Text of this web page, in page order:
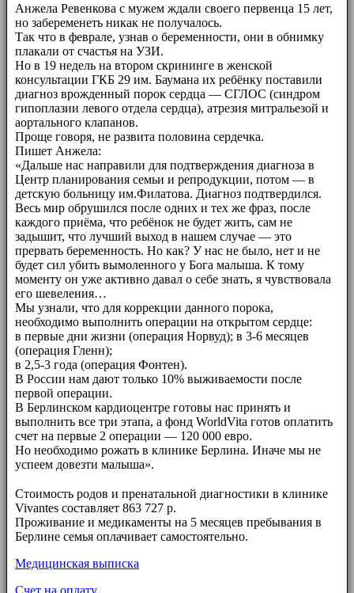
Анжела Ревенкова с мужем ждали своего первенца 15 лет,
но забеременеть никак не получалось.
Так что в феврале, узнав о беременности, они в обнимку
плакали от счастья на УЗИ.
Но в 19 недель на втором скрининге в женской
консультации ГКБ 29 им. Баумана их ребёнку поставили
диагноз врожденный порок сердца — СГЛОС (синдром
гипоплазии левого отдела сердца), атрезия митральезой и
аортального клапанов.
Проще говоря, не развита половина сердечка.
Пишет Анжела:
«Дальше нас направили для подтверждения диагноза в
Центр планирования семьи и репродукции, потом — в
детскую больницу им.Филатова. Диагноз подтвердился.
Весь мир обрушился после одних и тех же фраз, после
каждого приёма, что ребёнок не будет жить, сам не
задышит, что лучший выход в нашем случае — это
прервать беременность. Но как? У нас не было, нет и не
будет сил убить вымоленного у Бога малыша. К тому
моменту он уже активно давал о себе знать, я чувствовала
его шевеления…
Мы узнали, что для коррекции данного порока,
необходимо выполнить операции на открытом сердце:
в первые дни жизни (операция Норвуд); в 3-6 месяцев
(операция Гленн);
в 2,5-3 года (операция Фонтен).
В России нам дают только 10% выживаемости после
первой операции.
В Берлинском кардиоцентре готовы нас принять и
выполнить все три этапа, а фонд WorldVita готов оплатить
счет на первые 2 операции — 120 000 евро.
Но необходимо рожать в клинике Берлина. Иначе мы не
успеем довезти малыша».
Стоимость родов и пренатальной диагностики в клинике
Vivantes составляет 863 727 р.
Проживание и медикаменты на 5 месяцев пребывания в
Берлине семья оплачивает самостоятельно.
Медицинская выписка
Счет на оплату